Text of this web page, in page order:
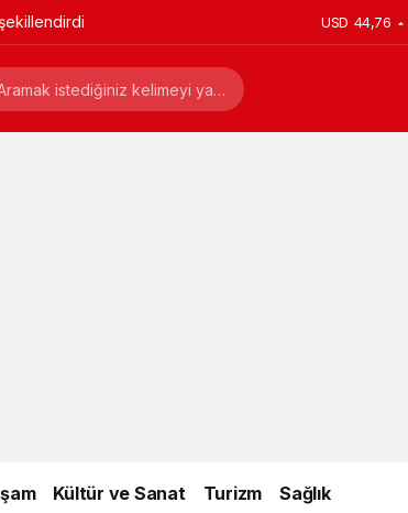
USD 44,76
Kültür ve Sanat Turizm Sağlık